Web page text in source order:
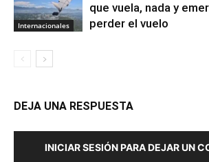
Internacionales
que vuela, nada y
perder el vuelo
DEJA UNA RESPUESTA
INICIAR SESIÓN PARA DEJAR UN